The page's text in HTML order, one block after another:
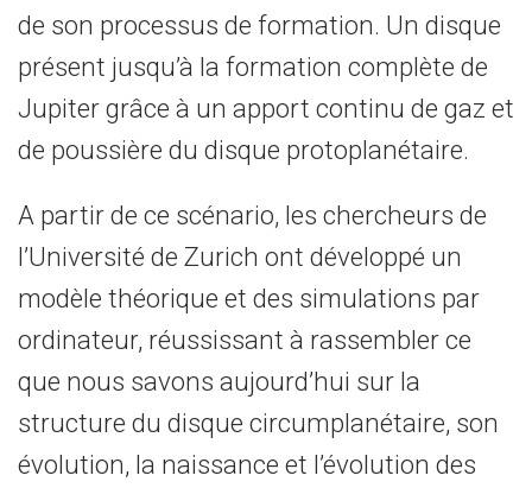
de son processus de formation. Un disque
présent jusqu’à la formation complète de
Jupiter grâce à un apport continu de gaz et
de poussière du disque protoplanétaire.
A partir de ce scénario, les chercheurs de
l’Université de Zurich ont développé un
modèle théorique et des simulations par
ordinateur, réussissant à rassembler ce
que nous savons aujourd’hui sur la
structure du disque circumplanétaire, son
évolution, la naissance et l’évolution des